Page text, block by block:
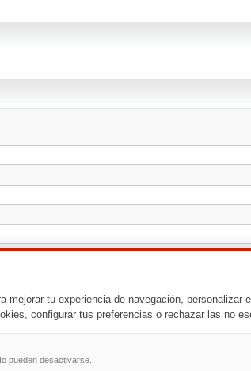
mejorar tu experiencia de navegación, personalizar
configurar tus preferencias o rechazar las no
pueden desactivarse.